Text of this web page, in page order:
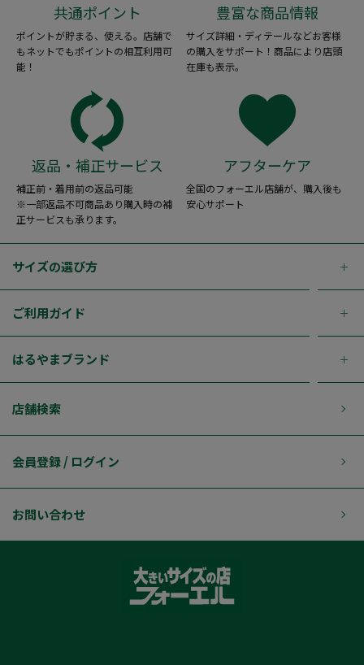
共通ポイント
ポイントが貯まる、使える。店舗で
もネットでもポイントの相互利用可
能！
豊富な商品情報
サイズ詳細・ディテールなどお客様
の購入をサポート！商品により店頭
在庫も表示。
返品・補正サービス
補正前・着用前の返品可能
※一部返品不可商品あり購入時の補
正サービスも承ります。
アフターケア
全国のフォーエル店舗が、購入後も
安心サポート
サイズの選び方
ご利用ガイド
はるやまブランド
店舗検索
会員登録 / ログイン
お問い合わせ